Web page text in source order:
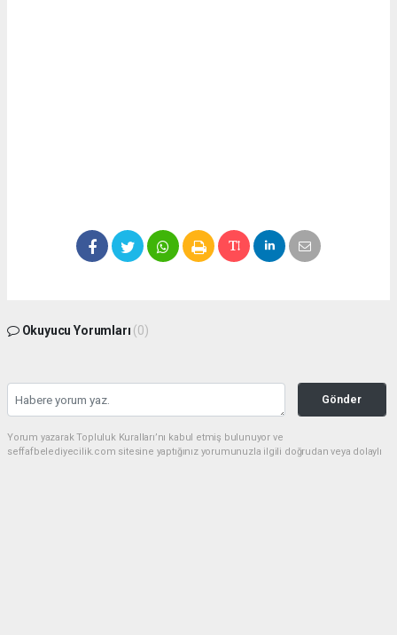
Okuyucu Yorumları (0)
Gönder
Yorum yazarak Topluluk Kuralları’nı kabul etmiş bulunuyor ve
seffafbelediyecilik.com sitesine yaptığınız yorumunuzla ilgili doğrudan veya dolaylı